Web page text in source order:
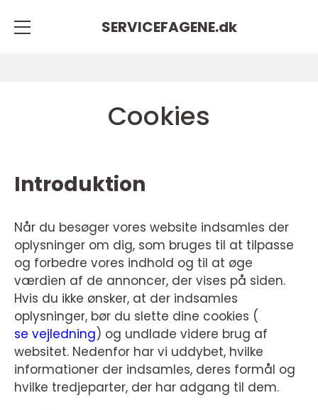
SERVICEFAGENE.dk
Cookies
Introduktion
Når du besøger vores website indsamles der
oplysninger om dig, som bruges til at tilpasse
og forbedre vores indhold og til at øge
værdien af de annoncer, der vises på siden.
Hvis du ikke ønsker, at der indsamles
oplysninger, bør du slette dine cookies (
se vejledning) og undlade videre brug af
websitet. Nedenfor har vi uddybet, hvilke
informationer der indsamles, deres formål og
hvilke tredjeparter, der har adgang til dem.